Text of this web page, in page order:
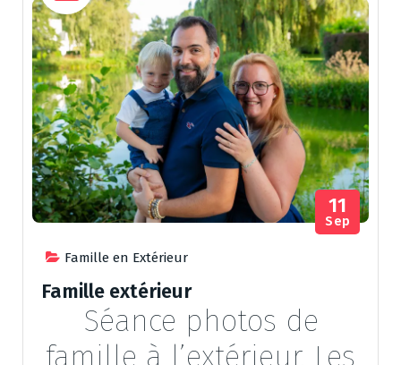
Famille en Extérieur
11
Sep
Famille extérieur
Séance photos de
famille à l’extérieur. Les